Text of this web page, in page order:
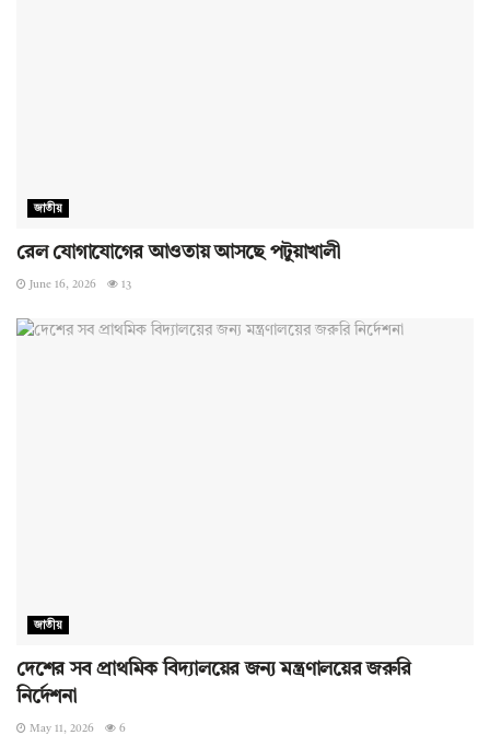
জাতীয়
রেল যোগাযোগের আওতায় আসছে পটুয়াখালী
June 16, 2026 13
জাতীয়
দেশের সব প্রাথমিক বিদ্যালয়ের জন্য মন্ত্রণালয়ের জরুরি
নির্দেশনা
May 11, 2026 6